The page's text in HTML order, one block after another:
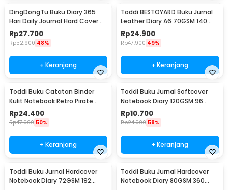
DingDongTu Buku Diary 365
Hari Daily Journal Hard Cover
128 Lembar - DDT-4083
Rp27.700
Rp52.900 48%
+ Keranjang
Toddi BESTOYARD Buku Jurnal
Leather Diary A6 70GSM 140
Halaman Blank - ZB-45
Rp24.900
Rp47.900 49%
+ Keranjang
Toddi Buku Catatan Binder
Kulit Notebook Retro Pirate
Compass - ZB-45
Rp24.400
Rp47.900 50%
+ Keranjang
Toddi Buku Jurnal Softcover
Notebook Diary 120GSM 96
Halaman Blank - BQ-14
Rp10.700
Rp24.900 58%
+ Keranjang
Toddi Buku Jurnal Hardcover
Notebook Diary 72GSM 192
Toddi Buku Jurnal Hardcover
Notebook Diary 80GSM 360